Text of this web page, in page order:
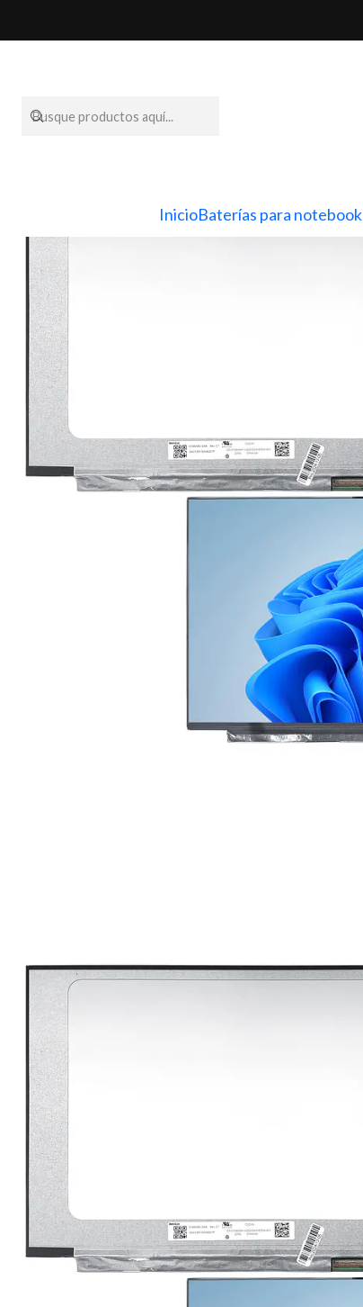
InicioBaterías para notebook